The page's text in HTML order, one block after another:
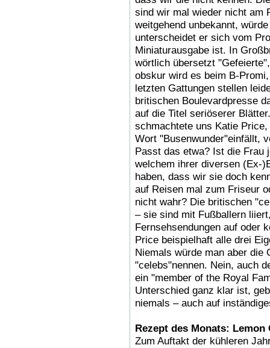
sind wir mal wieder nicht am
weitgehend unbekannt,
unterscheidet er sich vom
Miniaturausgabe ist. In
wörtlich übersetzt
obskur wird es beim B-
letzten Gattungen stellen
britischen Boulevardpresse
auf die Titel seriöserer
schmachtete uns Katie
Wort "Busenwunder"einfällt,
Passt das etwa? Ist die Frau
welchem ihrer diversen (Ex-
haben, dass wir sie doch
auf Reisen mal zum Friseur
nicht wahr? Die britischen
– sie sind mit Fußballern
Fernsehsendungen auf oder
Price beispielhaft alle drei
Niemals würde man aber die
"celebs"nennen. Nein, auch
ein "member of the Royal
Unterschied ganz klar ist,
niemals – auch auf
Rezept des Monats: Lemon
Zum Auftakt der kühleren